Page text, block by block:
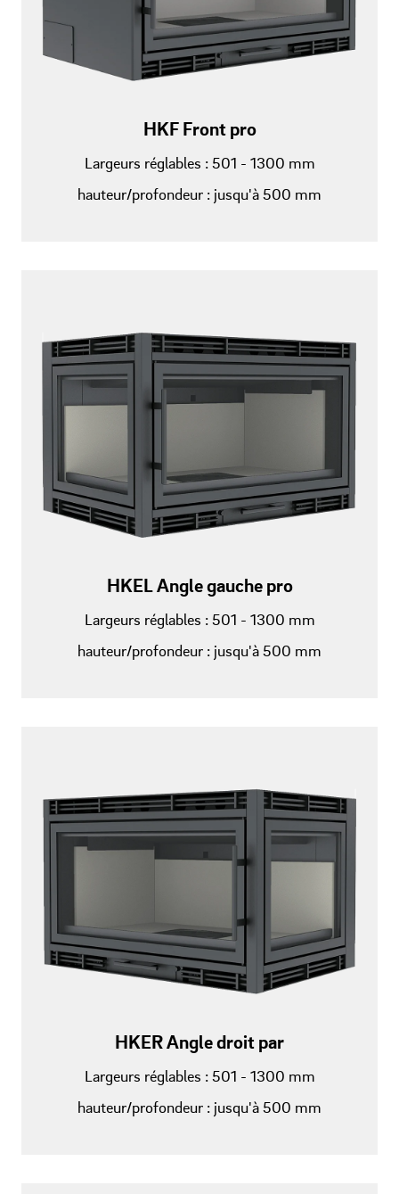
HKF Front pro
Largeurs réglables : 501 - 1300 mm
hauteur/profondeur : jusqu'à 500 mm
HKEL Angle gauche pro
Largeurs réglables : 501 - 1300 mm
hauteur/profondeur : jusqu'à 500 mm
HKER Angle droit par
Largeurs réglables : 501 - 1300 mm
hauteur/profondeur : jusqu'à 500 mm